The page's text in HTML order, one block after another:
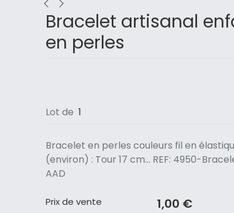
Bracelet artisanal
en perles
Lot de 1
Bracelet en perles couleurs fil en
(environ) : Tour 17 cm... REF: 4950-
AAD
Prix ​​de vente 1,00 €